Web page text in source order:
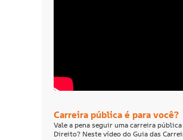
Carreira pública é para você?
Vale a pena seguir uma carreira
Direito? Neste vídeo do Guia das